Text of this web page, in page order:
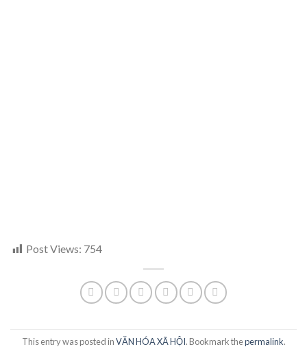
Post Views: 754
This entry was posted inVĂN HÓA XÃ HỘI. Bookmark thepermalink.